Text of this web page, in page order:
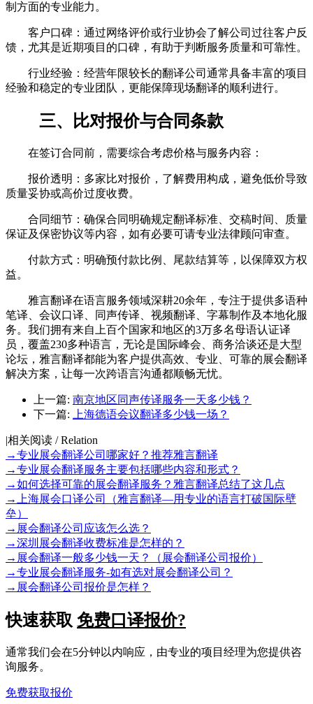
制方面的专业能力。
客户口碑：通过网络评价或行业协会了解公司过往客户反
馈，尤其是近期项目的口碑，有助于判断服务质量和可靠性。
行业经验：经营年限较长的翻译公司通常具备丰富的项目
经验和稳定的专业团队，更能保障现场翻译的顺利进行。
三、比对报价与合同条款
在签订合同前，需要综合考虑价格与服务内容：
报价透明：多家比对报价，了解费用构成，避免低价导致
质量妥协或高价过度收费。
合同细节：确保合同明确规定翻译标准、交稿时间、质量
保证及保密协议等内容，如有必要可请专业法律顾问审查。
付款方式：明确预付款比例、尾款结算等，以保障双方权
益。
雅言翻译在语言服务领域深耕20余年，专注于提供多语种
笔译、会议口译、同声传译、视频翻译、字幕制作及本地化服
务。我们拥有来自上百个国家和地区的3万多名母语认证译
员，覆盖230多种语言，无论是国际峰会、商务洽谈还是大型
论坛，雅言翻译都能为客户提供高效、专业、可靠的展会翻译
解决方案，让每一次跨语言沟通都顺畅无忧。
上一篇: 南京地区同声传译服务一天多少钱？
下一篇:
上海德语会议翻译多少钱一场？
|相关阅读 / Relation
→专业展会翻译公司哪家好？推荐雅言翻译
→专业展会翻译服务主要包括哪些内容和形式？
→如何选择可靠的展会翻译服务？雅言翻译总结了这几点
→
上海展会口译公司（雅言翻译—用专业的语言打破国际壁
垒）
→ 展会翻译公司应该怎么选？
→深圳展会翻译收费标准是怎样的？
→ 展会翻译一般多少钱一天？（展会翻译公司报价）
→专业展会翻译服务-如有选对展会翻译公司？
→ 展会翻译公司报价是怎样？
快速获取 免费口译报价?
通常我们会在5分钟以内响应，由专业的项目经理为您提供咨
询服务。
免费获取报价